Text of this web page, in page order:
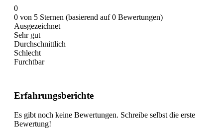
0
0 von 5 Sternen (basierend auf 0 Bewertungen)
Ausgezeichnet
Sehr gut
Durchschnittlich
Schlecht
Furchtbar
Erfahrungsberichte
Es gibt noch keine Bewertungen. Schreibe selbst die erste
Bewertung!